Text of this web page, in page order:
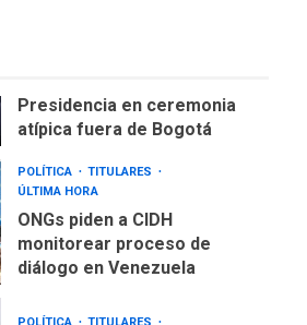
Presidencia en ceremonia
atípica fuera de Bogotá
POLÍTICA
TITULARES
ÚLTIMA HORA
ONGs piden a CIDH
monitorear proceso de
diálogo en Venezuela
POLÍTICA
TITULARES